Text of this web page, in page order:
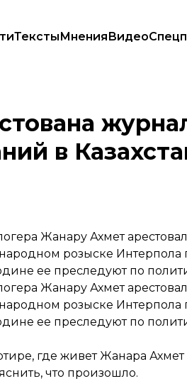
ТекстыМненияВидео
от преследований в Казахстане. Что
в
Жанару Ахмет
розыске Интерпола
ее преследуют по
Жанару Ахмет
розыске Интерпола
ее преследуют по
где живет Жанара
что произошло.